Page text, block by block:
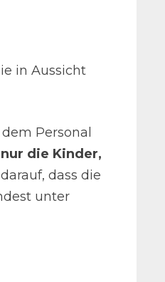
in Aussicht
Personal
nur die Kinder,
dass die
unter